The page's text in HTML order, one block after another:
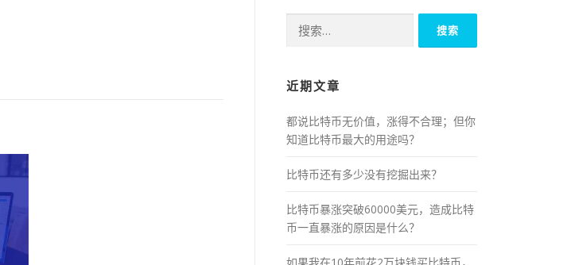
索：
近期文章
都说比特币无价值，涨得不合理；但你
知道比特币最大的用途吗？
比特币还有多少没有挖掘出来？
比特币暴涨突破60000美元，造成比特
币一直暴涨的原因是什么？
如果我在10年前花2万块钱买比特币，